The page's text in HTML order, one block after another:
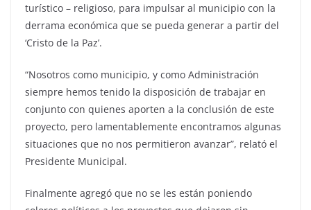
turístico – religioso, para impulsar al municipio con la
derrama económica que se pueda generar a partir del
‘Cristo de la Paz’.
“Nosotros como municipio, y como Administración
siempre hemos tenido la disposición de trabajar en
conjunto con quienes aporten a la conclusión de este
proyecto, pero lamentablemente encontramos algunas
situaciones que no nos permitieron avanzar”, relató el
Presidente Municipal.
Finalmente agregó que no se les están poniendo